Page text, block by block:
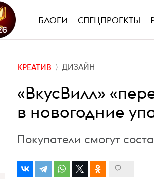
БЛОГИ СПЕЦПРОЕКТЫ
КРЕАТИВ ДИЗАЙН
«ВкусВилл»
в новогодние
Покупатели смогут